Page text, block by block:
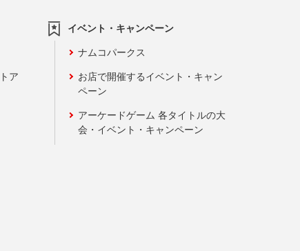
ア
イベント・キャンペーン
ナムコパークス
お店で開催するイベント・キャン
ペーン
アーケードゲーム 各タイトルの大
会・イベント・キャンペーン